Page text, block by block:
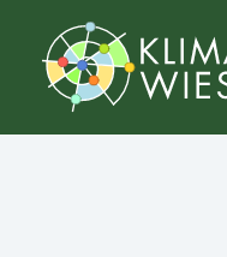
Inhalt
springen